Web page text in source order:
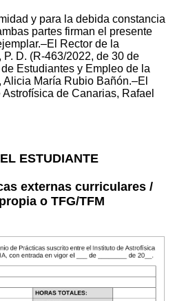
y para la debida constancia
partes firman el presente
Rector de la
D. (R-463/2022, de 30 de
Estudiantes y Empleo de la
María Rubio Bañón.–El
de Canarias, Rafael
ESTUDIANTE
externas curriculares /
o TFG/TFM